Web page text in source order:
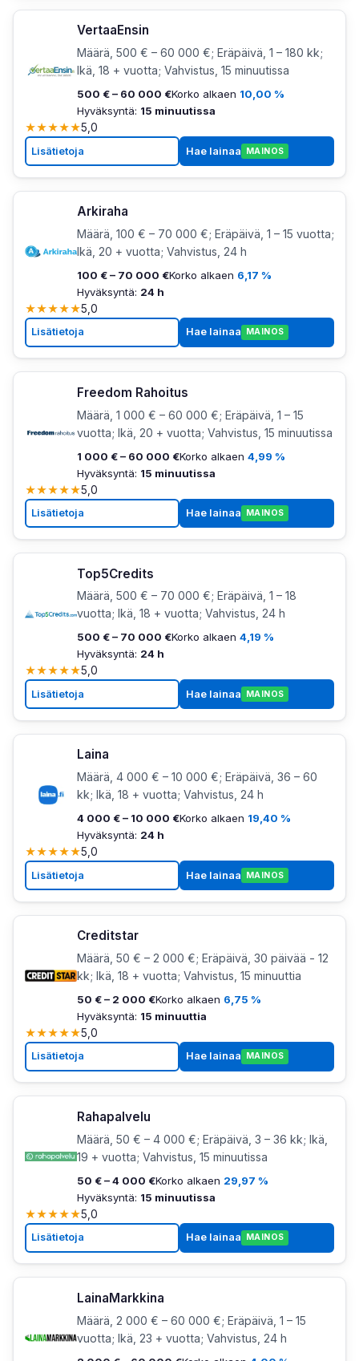
VertaaEnsin
Määrä, 500 € – 60 000 €; Eräpäivä, 1 – 180 kk;
Ikä, 18 + vuotta; Vahvistus, 15 minuutissa
500 € – 60 000 €Korko alkaen 10,00 %
Hyväksyntä: 15 minuutissa
★★★★★5,0
Lisätietoja Hae lainaa MAINOS
Arkiraha
Määrä, 100 € – 70 000 €; Eräpäivä, 1 – 15 vuotta;
Ikä, 20 + vuotta; Vahvistus, 24 h
100 € – 70 000 €Korko alkaen 6,17 %
Hyväksyntä: 24 h
★★★★★5,0
Lisätietoja Hae lainaa MAINOS
Freedom Rahoitus
Määrä, 1 000 € – 60 000 €; Eräpäivä, 1 – 15
vuotta; Ikä, 20 + vuotta; Vahvistus, 15 minuutissa
1 000 € – 60 000 €Korko alkaen 4,99 %
Hyväksyntä: 15 minuutissa
★★★★★5,0
Lisätietoja Hae lainaa MAINOS
Top5Credits
Määrä, 500 € – 70 000 €; Eräpäivä, 1 – 18
vuotta; Ikä, 18 + vuotta; Vahvistus, 24 h
500 € – 70 000 €Korko alkaen 4,19 %
Hyväksyntä: 24 h
★★★★★5,0
Lisätietoja Hae lainaa MAINOS
Laina
Määrä, 4 000 € – 10 000 €; Eräpäivä, 36 – 60
kk; Ikä, 18 + vuotta; Vahvistus, 24 h
4 000 € – 10 000 €Korko alkaen 19,40 %
Hyväksyntä: 24 h
★★★★★5,0
Lisätietoja Hae lainaa MAINOS
Creditstar
Määrä, 50 € – 2 000 €; Eräpäivä, 30 päivää - 12
kk; Ikä, 18 + vuotta; Vahvistus, 15 minuuttia
50 € – 2 000 €Korko alkaen 6,75 %
Hyväksyntä: 15 minuuttia
★★★★★5,0
Lisätietoja Hae lainaa MAINOS
Rahapalvelu
Määrä, 50 € – 4 000 €; Eräpäivä, 3 – 36 kk; Ikä,
19 + vuotta; Vahvistus, 15 minuutissa
50 € – 4 000 €Korko alkaen 29,97 %
Hyväksyntä: 15 minuutissa
★★★★★5,0
Lisätietoja Hae lainaa MAINOS
LainaMarkkina
Määrä, 2 000 € – 60 000 €; Eräpäivä, 1 – 15
vuotta; Ikä, 23 + vuotta; Vahvistus, 24 h